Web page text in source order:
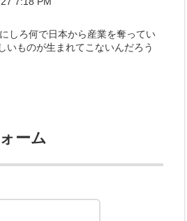
しろ何で日本から産業を奪ってい
いものが生まれてこないんだろう
ーム